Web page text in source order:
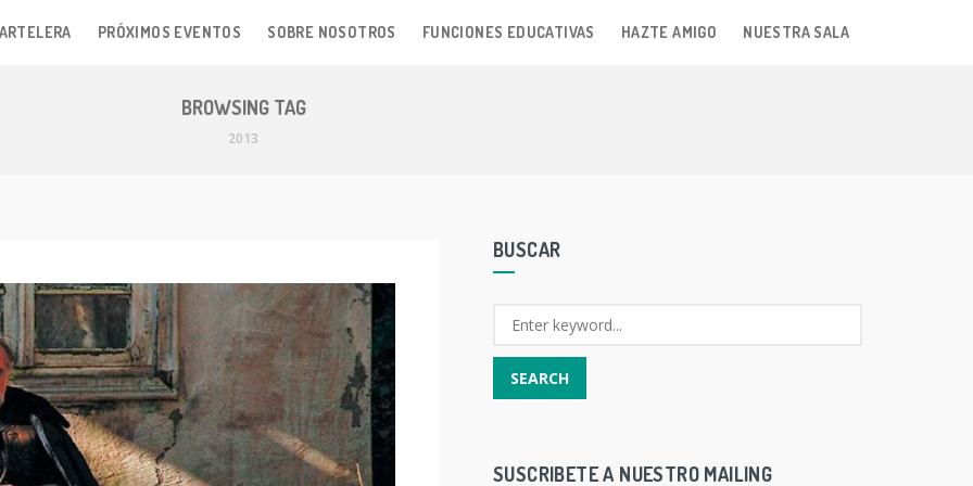
PRÓXIMOS EVENTOS SOBRE NOSOTROS FUNCIONES EDUCATIVAS HAZTE AMIGO NUESTRA SALA
BROWSING TAG
2013
BUSCAR
SUSCRIBETE A NUESTRO MAILING